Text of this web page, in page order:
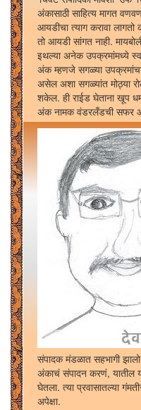
अंकासाठी साहित्य मागत
आयडीचा त्याग करावा
तो आयडी सांगत नाही.
इथल्या अनेक उपक्रमांमध्ये
अंक म्हणजे सगळ्या उपक्रमांचा
असेल अशा सगळ्यांत मोठ्या
शकेल. ही राईड घेताना खूप
अंक नामक वंडरलँडची सफर
संपादक मंडळात सहभागी
अंकाचं संपादन करणं, यातील
घेतला. त्या प्रवासातल्या
अपेक्षा.